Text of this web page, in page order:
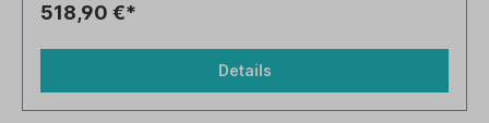
518,90 €*
Details